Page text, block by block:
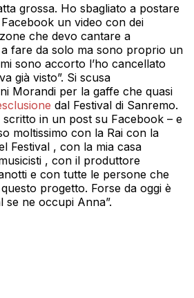
grossa. Ho sbagliato a postare
un video con dei
che devo cantare a
fare da solo ma sono proprio un
sono accorto l’ho cancellato
già visto”. Si scusa
Morandi per la gaffe che quasi
dal Festival di Sanremo.
in un post su Facebook – e
moltissimo con la Rai con la
Festival , con la mia casa
, con il produttore
e con tutte le persone che
progetto. Forse da oggi è
se ne occupi Anna”.